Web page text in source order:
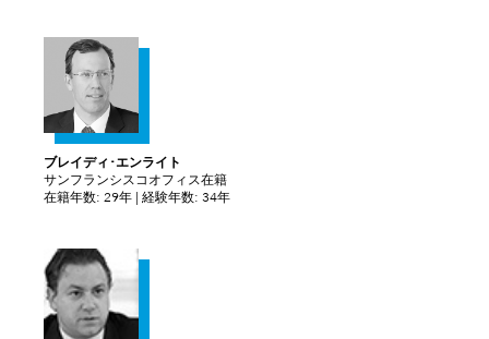
ブレイディ･エンライト
サンフランシスコオフィス在籍
在籍年数: 29年 | 経験年数: 34年